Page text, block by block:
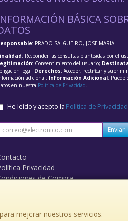
mejorar nuestros servicios.
BÁSICA
: PRADO SALGUEIRO, JOSE MARIA
: Responder las consultas planteadas por el
: Consentimiento del usuario;
legal; Derechos: Acceder, rectificar y
adicional; Información Adicional: Puede
en nuestra Política de Privacidad.
He leído y acepto la Política de Privacidad
Enviar
Privacidad
de Compra